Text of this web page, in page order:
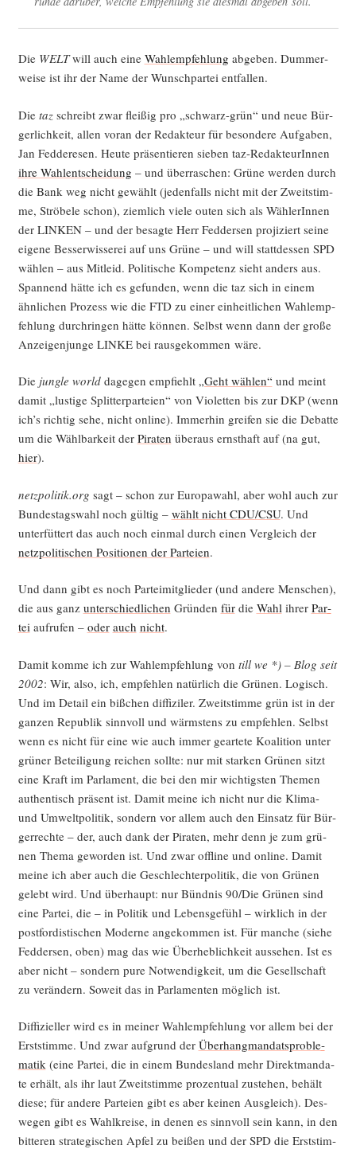
Die WELTwill auch eine Wahl­emp­feh­lung abge­ben. Dum­mer­
wei­se ist ihr der Name der Wunsch­par­tei entfallen.
Die tazschreibt zwar flei­ßig pro „schwarz-grün“ und neue Bür­
ger­lich­keit, allen vor­an der Redak­teur für beson­de­re Auf­ga­ben,
Jan Fed­de­re­sen. Heu­te prä­sen­tie­ren sie­ben taz-Redak­teu­rIn­nen
ihre Wahl­ent­schei­dung – und über­ra­schen: Grü­ne wer­den durch
die Bank weg nicht gewählt (jeden­falls nicht mit der Zweit­stim­
me, Strö­be­le schon), ziem­lich vie­le outen sich als Wäh­le­rIn­nen
der LINKEN – und der besag­te Herr Fed­der­sen pro­ji­ziert sei­ne
eige­ne Bes­ser­wis­se­rei auf uns Grü­ne – und will statt­des­sen SPD
wäh­len – aus Mit­leid. Poli­ti­sche Kom­pe­tenz sieht anders aus.
Span­nend hät­te ich es gefun­den, wenn die taz sich in einem
ähn­li­chen Pro­zess wie die FTD zu einer ein­heit­li­chen Wahl­emp­
feh­lung durch­rin­gen hät­te kön­nen. Selbst wenn dann der gro­ße
Anzei­gen­jun­ge LINKE bei raus­ge­kom­men wäre.
Die jungle world dage­gen emp­fiehlt „Geht wäh­len“ und meint
damit „lus­ti­ge Split­ter­par­tei­en“ von Vio­let­ten bis zur DKP (wenn
ich’s rich­tig sehe, nicht online). Immer­hin grei­fen sie die Debat­te
um die Wähl­bar­keit der Pira­ten über­aus ernst­haft auf (na gut,
hier).
netzpolitik.org sagt – schon zur Euro­pa­wahl, aber wohl auch zur
Bun­des­tags­wahl noch gül­tig – wählt nicht CDU/CSU. Und
unter­füt­tert das auch noch ein­mal durch einen Ver­gleich der
netz­po­li­ti­schen Posi­tio­nen der Par­tei­en.
Und dann gibt es noch Par­tei­mit­glie­der (und ande­re Men­schen),
die aus ganz unter­schied­li­chen Grün­den fürdie Wahlihrer Par­
teiauf­ru­fen – oder auch nicht.
Damit kom­me ich zur Wahl­emp­feh­lung von till we *) – Blog seit
2002: Wir, also, ich, emp­feh­len natür­lich die Grü­nen. Logisch.
Und im Detail ein biß­chen dif­fi­zi­ler. Zweit­stim­me grün ist in der
gan­zen Repu­blik sinn­voll und wärms­tens zu emp­feh­len. Selbst
wenn es nicht für eine wie auch immer gear­te­te Koali­ti­on unter
grü­ner Betei­li­gung rei­chen soll­te: nur mit star­ken Grü­nen sitzt
eine Kraft im Par­la­ment, die bei den mir wich­tigs­ten The­men
authen­tisch prä­sent ist. Damit mei­ne ich nicht nur die Kli­ma-
und Umwelt­po­li­tik, son­dern vor allem auch den Ein­satz für Bür­
ger­rech­te – der, auch dank der Pira­ten, mehr denn je zum grü­
nen The­ma gewor­den ist. Und zwar off­line und online. Damit
mei­ne ich aber auch die Geschlech­ter­po­li­tik, die von Grü­nen
gelebt wird. Und über­haupt: nur Bünd­nis 90/Die Grü­nen sind
eine Par­tei, die – in Poli­tik und Lebens­ge­fühl – wirk­lich in der
post­for­dis­ti­schen Moder­ne ange­kom­men ist. Für man­che (sie­he
Fed­der­sen, oben) mag das wie Über­heb­lich­keit aus­se­hen. Ist es
aber nicht – son­dern pure Not­wen­dig­keit, um die Gesell­schaft
zu ver­än­dern. Soweit das in Par­la­men­ten mög­lich ist.
Dif­fi­zi­el­ler wird es in mei­ner Wahl­emp­feh­lung vor allem bei der
Erst­stim­me. Und zwar auf­grund der Über­hang­man­dats­pro­ble­
ma­tik(eine Par­tei, die in einem Bun­des­land mehr Direkt­man­da­
te erhält, als ihr laut Zweit­stim­me pro­zen­tu­al zuste­hen, behält
die­se; für ande­re Par­tei­en gibt es aber kei­nen Aus­gleich). Des­
we­gen gibt es Wahl­krei­se, in denen es sinn­voll sein kann, in den
bit­te­ren stra­te­gi­schen Apfel zu bei­ßen und der SPD die Erst­stim­